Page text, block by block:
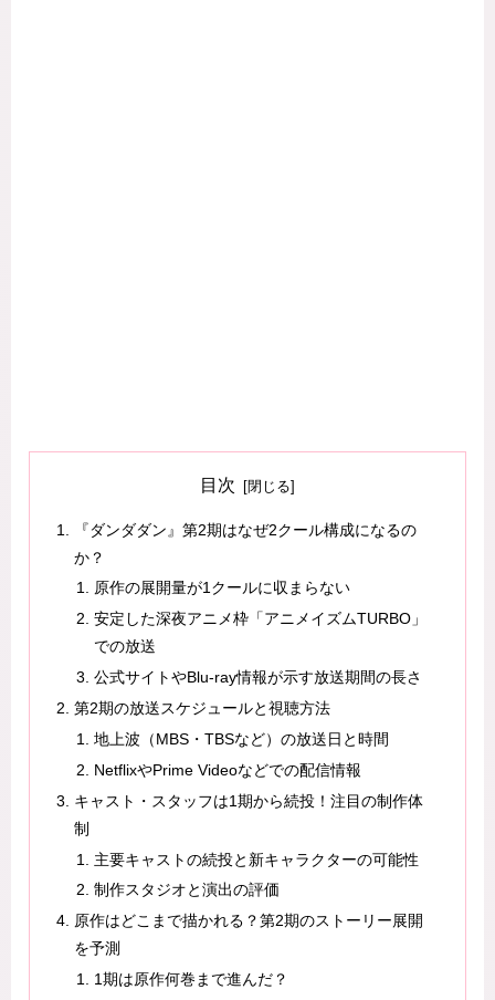
目次
『ダンダダン』第2期はなぜ2クール構成になるの
か？
原作の展開量が1クールに収まらない
安定した深夜アニメ枠「アニメイズムTURBO」
での放送
公式サイトやBlu-ray情報が示す放送期間の長さ
第2期の放送スケジュールと視聴方法
地上波（MBS・TBSなど）の放送日と時間
NetflixやPrime Videoなどでの配信情報
キャスト・スタッフは1期から続投！注目の制作体
制
主要キャストの続投と新キャラクターの可能性
制作スタジオと演出の評価
原作はどこまで描かれる？第2期のストーリー展開
を予測
1期は原作何巻まで進んだ？